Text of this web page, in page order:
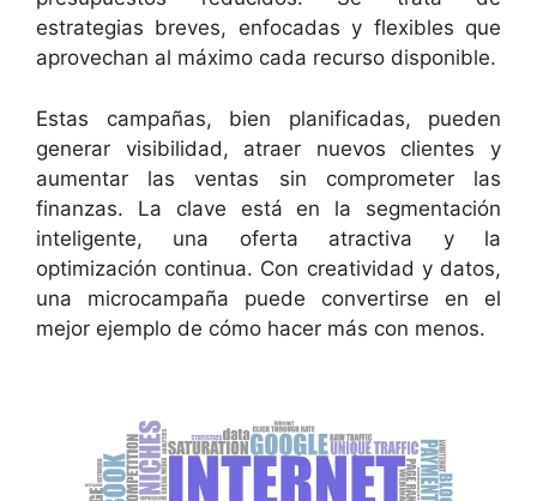
estrategias breves, enfocadas y flexibles que
aprovechan al máximo cada recurso disponible.
Estas campañas, bien planificadas, pueden
generar visibilidad, atraer nuevos clientes y
aumentar las ventas sin comprometer las
finanzas. La clave está en la segmentación
inteligente, una oferta atractiva y la
optimización continua. Con creatividad y datos,
una microcampaña puede convertirse en el
mejor ejemplo de cómo hacer más con menos.